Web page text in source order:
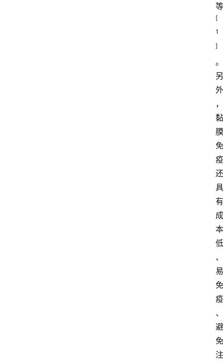
等
[
1
]
。
另
外
，
黏
膜
免
疫
还
具
有
成
本
低
、
易
免
疫
、
避
免
注